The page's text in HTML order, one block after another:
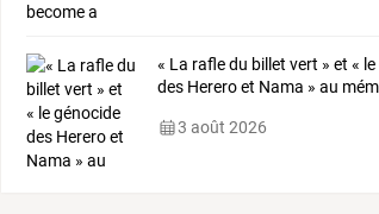
« La rafle du billet vert » et «
des Herero et Nama » au
3 août 2026